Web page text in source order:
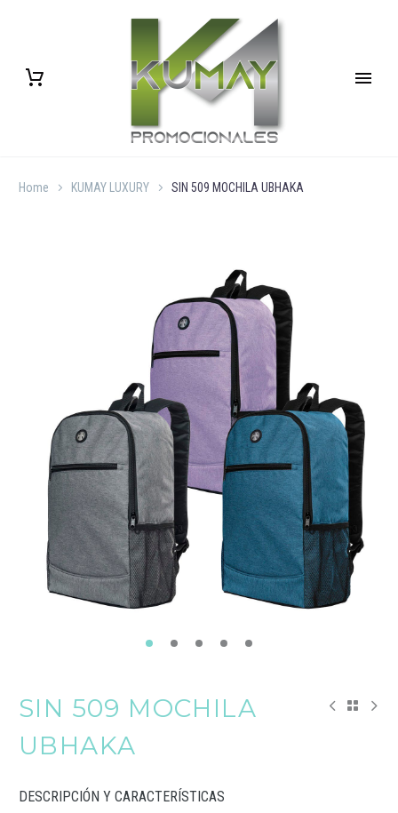
Home KUMAY LUXURY SIN 509 MOCHILA UBHAKA
SIN 509 MOCHILA
UBHAKA
DESCRIPCIÓN Y CARACTERÍSTICAS